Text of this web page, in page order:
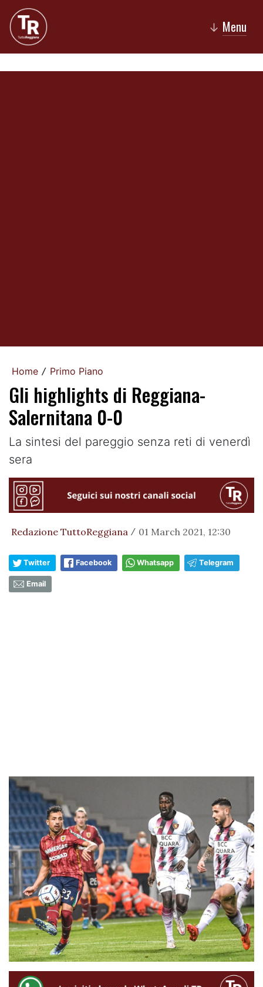
↓ Menu
Home / Primo Piano
Gli highlights di Reggiana-
Salernitana 0-0
La sintesi del pareggio senza reti di venerdì
sera
Redazione TuttoReggiana / 01 March 2021, 12:30
Twitter Facebook Whatsapp Telegram
Email